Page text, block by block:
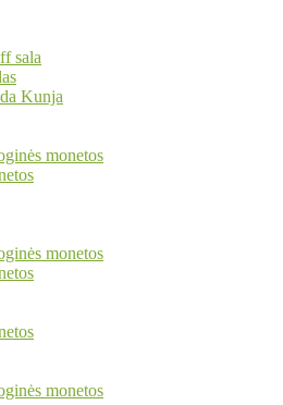
sala
Kunja
monetos
monetos
monetos